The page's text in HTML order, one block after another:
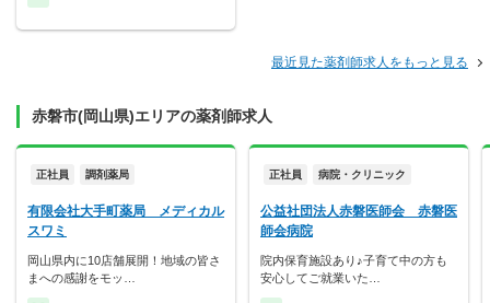
最近見た薬剤師求人をもっと見る
赤磐市(岡山県)エリアの薬剤師求人
正社員 調剤薬局
有限会社大手町薬局 メディカル
スワミ
岡山県内に10店舗展開！地域の皆さ
まへの感謝をモッ…
正社員 病院・クリニック
公益社団法人赤磐医師会 赤磐医
師会病院
院内保育施設あり♪子育て中の方も
安心してご就業いた…